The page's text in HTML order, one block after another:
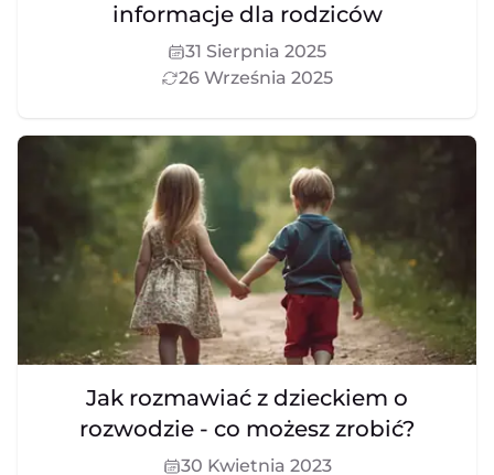
informacje dla rodziców
31 Sierpnia 2025
26 Września 2025
Jak rozmawiać z dzieckiem o
rozwodzie - co możesz zrobić?
30 Kwietnia 2023